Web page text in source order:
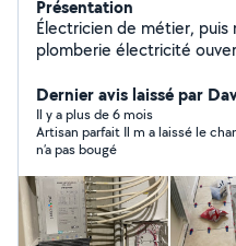
Présentation
Électricien de métier, puis main à tout
plomberie électricité
Dernier avis laissé par
Il y a plus de 6 mois
Artisan parfait Il m a laissé le
n’a pas bougé